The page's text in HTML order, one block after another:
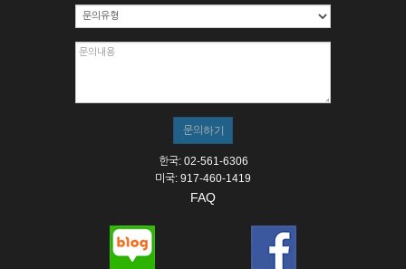
한국: 02-561-6306
미국: 917-460-1419
FAQ